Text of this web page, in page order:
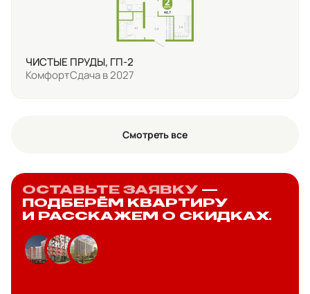
ЧИСТЫЕ ПРУДЫ, ГП-2
КомфортСдача в 2027
Смотреть все
ОСТАВЬТЕ ЗАЯВКУ —
ПОДБЕРЁМ КВАРТИРУ
И РАССКАЖЕМ О СКИДКАХ.